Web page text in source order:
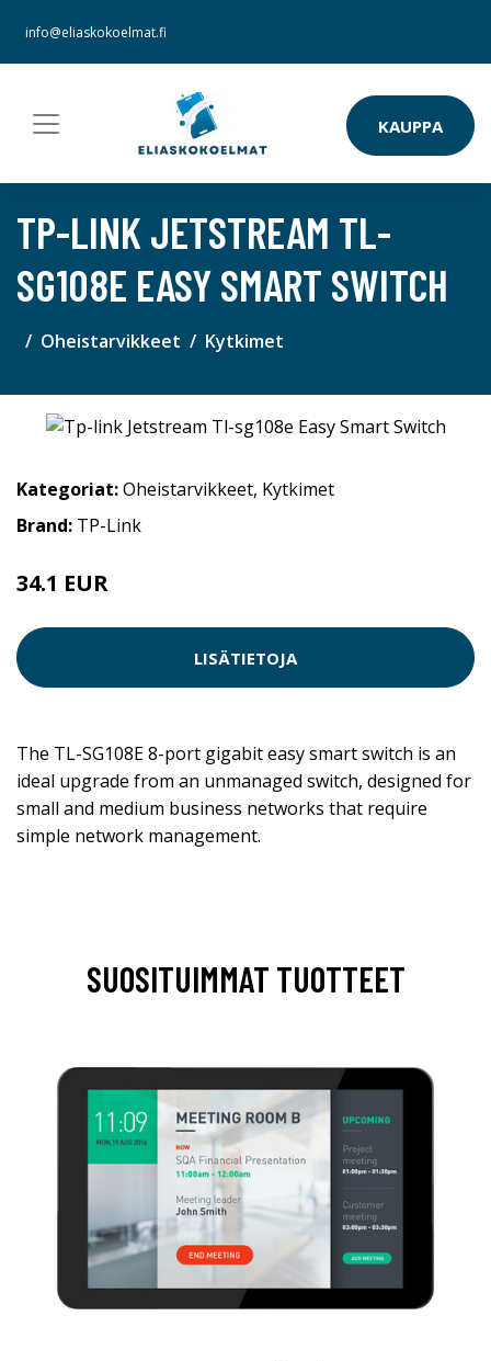
info@eliaskokoelmat.fi
KAUPPA
TP-LINK JETSTREAM TL-
SG108E EASY SMART SWITCH
Oheistarvikkeet Kytkimet
Kategoriat:Oheistarvikkeet, Kytkimet
Brand: TP-Link
34.1 EUR
LISÄTIETOJA
The TL-SG108E 8-port gigabit easy smart switch is an
ideal upgrade from an unmanaged switch, designed for
small and medium business networks that require
simple network management.
SUOSITUIMMAT TUOTTEET